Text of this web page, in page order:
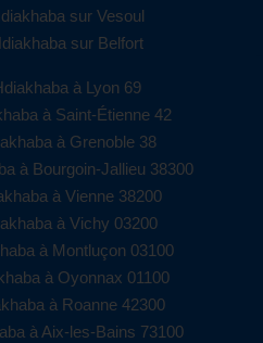
sur Vesoul
sur Belfort
à Lyon 69
à Saint-Étienne 42
à Grenoble 38
à Bourgoin-Jallieu 38300
à Vienne 38200
à Vichy 03200
à Montluçon 03100
à Oyonnax 01100
à Roanne 42300
à Aix-les-Bains 73100